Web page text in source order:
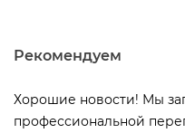
Рекомендуем
Хорошие новости! Мы
профессиональной